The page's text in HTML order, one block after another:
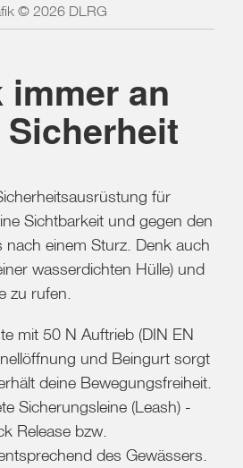
© 2026 DLRG
immer an
für
Sichtbarkeit und gegen den
nach einem Sturz. Denk auch
wasserdichten Hülle) und
zu rufen.
mit 50 N Auftrieb (DIN EN
und Beingurt sorgt
deine Bewegungsfreiheit.
Sicherungsleine (Leash) -
Release bzw.
des Gewässers.